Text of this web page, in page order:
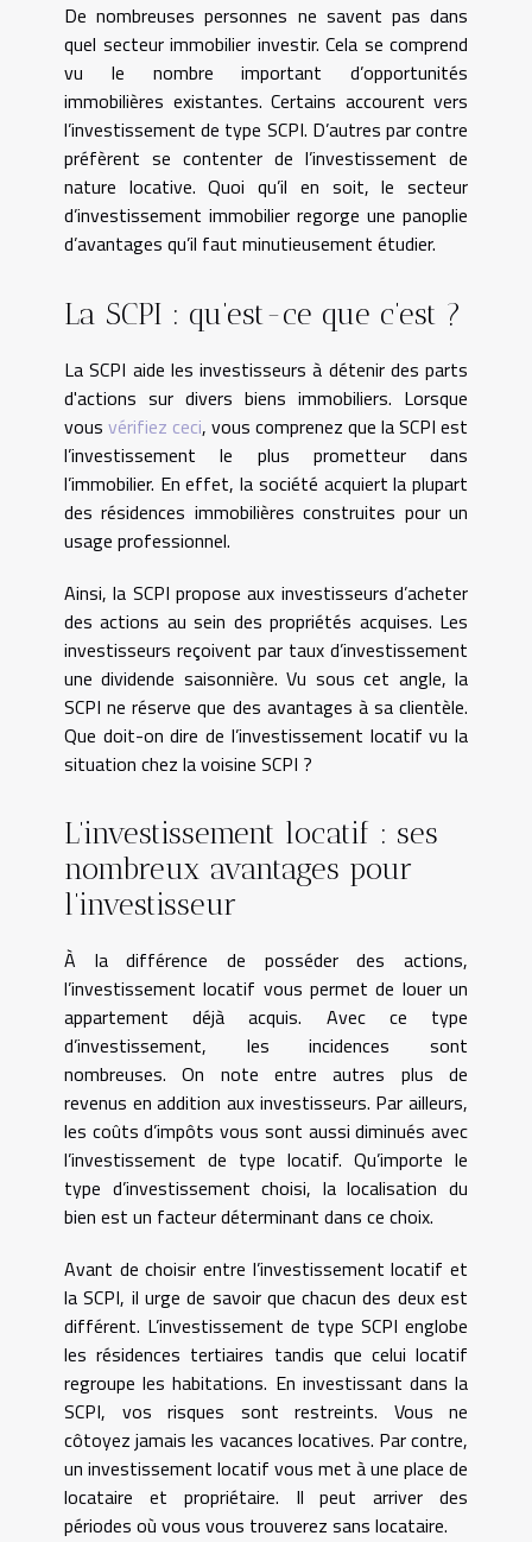
De nombreuses personnes ne savent pas dans
quel secteur immobilier investir. Cela se comprend
vu le nombre important d’opportunités
immobilières existantes. Certains accourent vers
l’investissement de type SCPI. D’autres par contre
préfèrent se contenter de l’investissement de
nature locative. Quoi qu’il en soit, le secteur
d’investissement immobilier regorge une panoplie
d’avantages qu’il faut minutieusement étudier.
La SCPI : qu’est-ce que c’est ?
La SCPI aide les investisseurs à détenir des parts
d'actions sur divers biens immobiliers. Lorsque
vous vérifiez ceci, vous comprenez que la SCPI est
l’investissement le plus prometteur dans
l’immobilier. En effet, la société acquiert la plupart
des résidences immobilières construites pour un
usage professionnel.
Ainsi, la SCPI propose aux investisseurs d’acheter
des actions au sein des propriétés acquises. Les
investisseurs reçoivent par taux d’investissement
une dividende saisonnière. Vu sous cet angle, la
SCPI ne réserve que des avantages à sa clientèle.
Que doit-on dire de l’investissement locatif vu la
situation chez la voisine SCPI ?
L’investissement locatif : ses
nombreux avantages pour
l’investisseur
À la différence de posséder des actions,
l’investissement locatif vous permet de louer un
appartement déjà acquis. Avec ce type
d’investissement, les incidences sont
nombreuses. On note entre autres plus de
revenus en addition aux investisseurs. Par ailleurs,
les coûts d’impôts vous sont aussi diminués avec
l’investissement de type locatif. Qu’importe le
type d’investissement choisi, la localisation du
bien est un facteur déterminant dans ce choix.
Avant de choisir entre l’investissement locatif et
la SCPI, il urge de savoir que chacun des deux est
différent. L’investissement de type SCPI englobe
les résidences tertiaires tandis que celui locatif
regroupe les habitations. En investissant dans la
SCPI, vos risques sont restreints. Vous ne
côtoyez jamais les vacances locatives. Par contre,
un investissement locatif vous met à une place de
locataire et propriétaire. Il peut arriver des
périodes où vous vous trouverez sans locataire.